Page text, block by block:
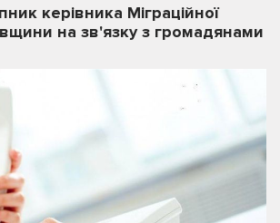
керівника Міграційної
на зв'язку з громадянами